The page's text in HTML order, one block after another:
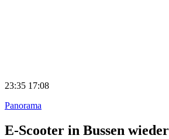
23:35 17:08
Panorama
E-Scooter in Bussen